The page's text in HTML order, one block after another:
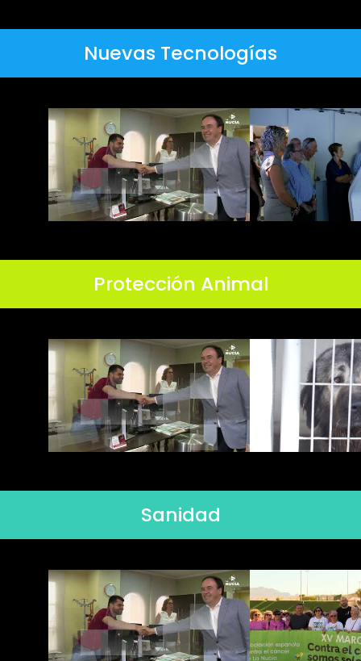
Nuevas Tecnologías
Protección Animal
Sanidad